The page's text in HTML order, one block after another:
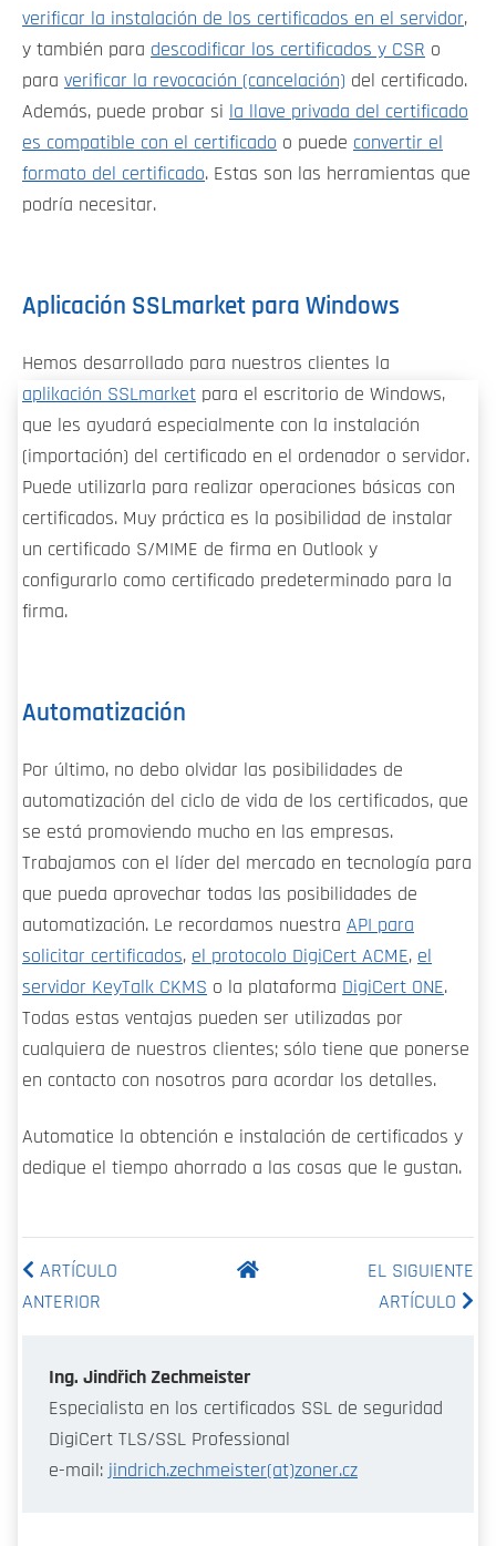
verificar la instalación de los certificados en el servidor,
y también para descodificar los certificados y CSR o
para verificar la revocación (cancelación) del certificado.
Además, puede probar si
la llave privada del certificado
es compatible con el certificado o puede convertir el
formato del certificado. Estas son las herramientas que
podría necesitar.
Aplicación SSLmarket para Windows
Hemos desarrollado para nuestros clientes la
aplikación SSLmarket para el escritorio de Windows,
que les ayudará especialmente con la instalación
(importación) del certificado en el ordenador o servidor.
Puede utilizarla para realizar operaciones básicas con
certificados. Muy práctica es la posibilidad de instalar
un certificado S/MIME de firma en Outlook y
configurarlo como certificado predeterminado para la
firma.
Automatización
Por último, no debo olvidar las posibilidades de
automatización del ciclo de vida de los certificados, que
se está promoviendo mucho en las empresas.
Trabajamos con el líder del mercado en tecnología para
que pueda aprovechar todas las posibilidades de
automatización. Le recordamos nuestra API para
solicitar certificados, el protocolo DigiCert ACME, el
servidor KeyTalk CKMS o la plataforma DigiCert ONE.
Todas estas ventajas pueden ser utilizadas por
cualquiera de nuestros clientes; sólo tiene que ponerse
en contacto con nosotros para acordar los detalles.
Automatice la obtención e instalación de certificados y
dedique el tiempo ahorrado a las cosas que le gustan.
ARTÍCULO
ANTERIOR
EL SIGUIENTE
ARTÍCULO
Ing. Jindřich Zechmeister
Especialista en los certificados SSL de seguridad
DigiCert TLS/SSL Professional
e-mail: jindrich.zechmeister(at)zoner.cz